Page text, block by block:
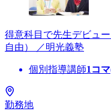
得意科目で先生デビュ
自由） ／明光義塾
個別指導講師1コ
勤務地